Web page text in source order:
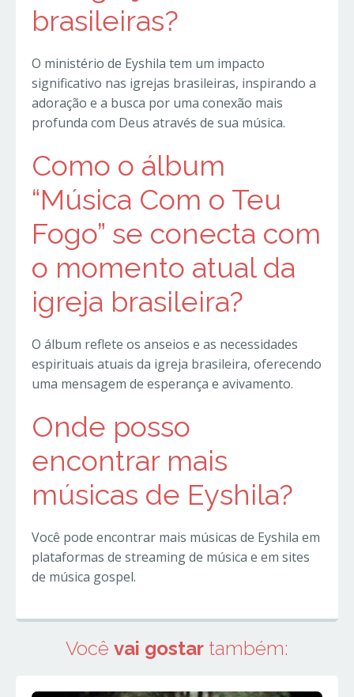
brasileiras?
O ministério de Eyshila tem um impacto
significativo nas igrejas brasileiras, inspirando a
adoração e a busca por uma conexão mais
profunda com Deus através de sua música.
Como o álbum
“Música Com o Teu
Fogo” se conecta com
o momento atual da
igreja brasileira?
O álbum reflete os anseios e as necessidades
espirituais atuais da igreja brasileira, oferecendo
uma mensagem de esperança e avivamento.
Onde posso
encontrar mais
músicas de Eyshila?
Você pode encontrar mais músicas de Eyshila em
plataformas de streaming de música e em sites
de música gospel.
Você vai gostar também: